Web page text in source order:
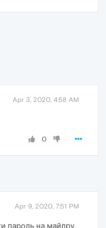
Apr 3, 2020, 4:58 AM
0
Apr 9, 2020, 7:51 PM
пароль на майлру,